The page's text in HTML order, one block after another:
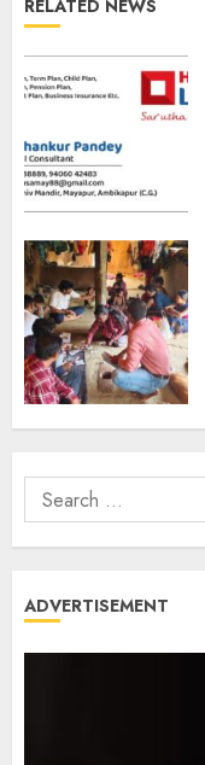
RELATED NEWS
ADVERTISEMENT